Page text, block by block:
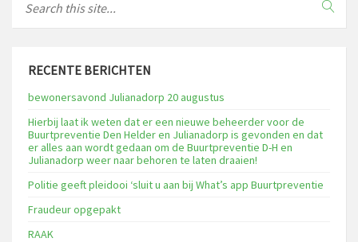
RECENTE BERICHTEN
bewonersavond Julianadorp 20 augustus
Hierbij laat ik weten dat er een nieuwe beheerder voor de
Buurtpreventie Den Helder en Julianadorp is gevonden en dat
er alles aan wordt gedaan om de Buurtpreventie D-H en
Julianadorp weer naar behoren te laten draaien!
Politie geeft pleidooi ‘sluit u aan bij What’s app Buurtpreventie
Fraudeur opgepakt
RAAK